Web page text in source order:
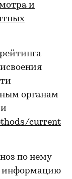
и
органам
current
по нему
информацию